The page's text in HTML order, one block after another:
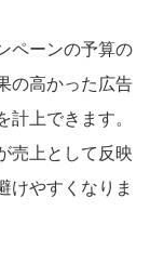
ペーンの予算の
の高かった広告
上できます。
売上として反映
けやすくなりま